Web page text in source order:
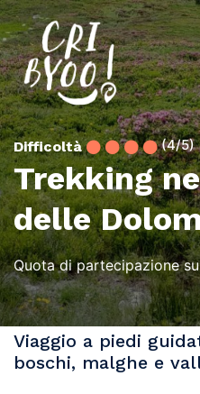
Difficoltà (4/5)
Trekking
delle
Quota di partecipazione
Viaggio a piedi
boschi, malghe e